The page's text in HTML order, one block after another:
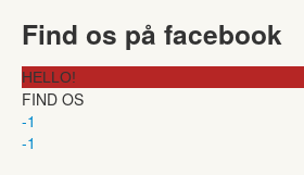
Find os på facebook
HELLO!
FIND OS
-1
-1